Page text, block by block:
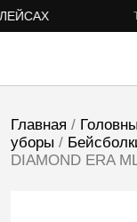
Главная /
уборы /
DIAMOND ERA